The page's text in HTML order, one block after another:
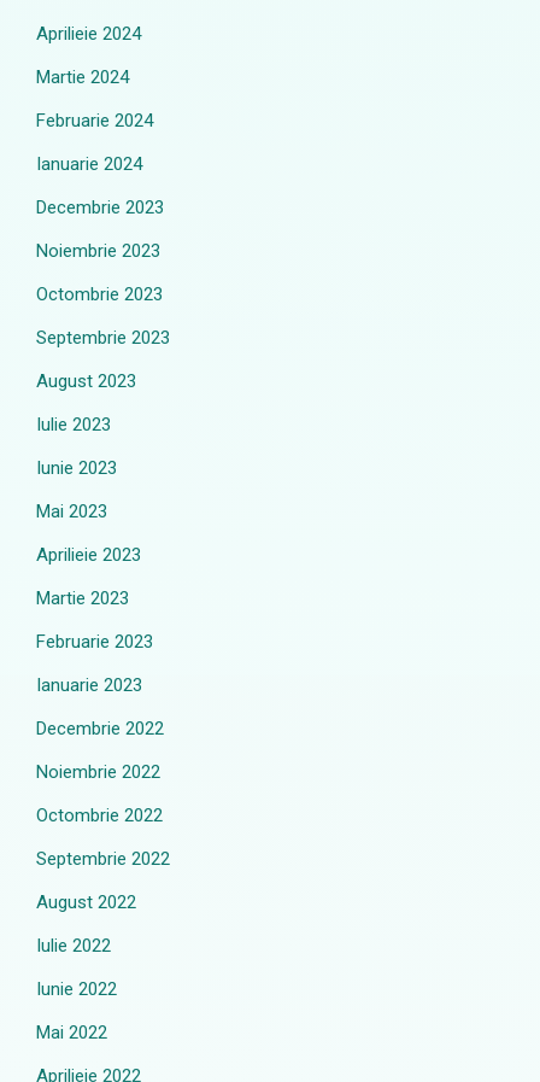
Aprilieie 2024
Martie 2024
Februarie 2024
Ianuarie 2024
Decembrie 2023
Noiembrie 2023
Octombrie 2023
Septembrie 2023
August 2023
Iulie 2023
Iunie 2023
Mai 2023
Aprilieie 2023
Martie 2023
Februarie 2023
Ianuarie 2023
Decembrie 2022
Noiembrie 2022
Octombrie 2022
Septembrie 2022
August 2022
Iulie 2022
Iunie 2022
Mai 2022
Aprilieie 2022